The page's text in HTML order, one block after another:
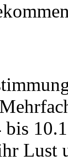
Lust